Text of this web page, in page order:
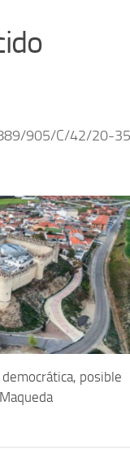
905/C/42/20-35
posible